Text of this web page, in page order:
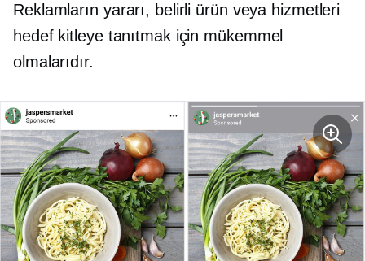
Reklamların yararı, belirli ürün veya hizmetleri
hedef kitleye tanıtmak için mükemmel
olmalarıdır.